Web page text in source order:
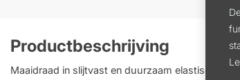
Productbeschrijving
Maaidraad in slijtvast en duurzaam elastisch